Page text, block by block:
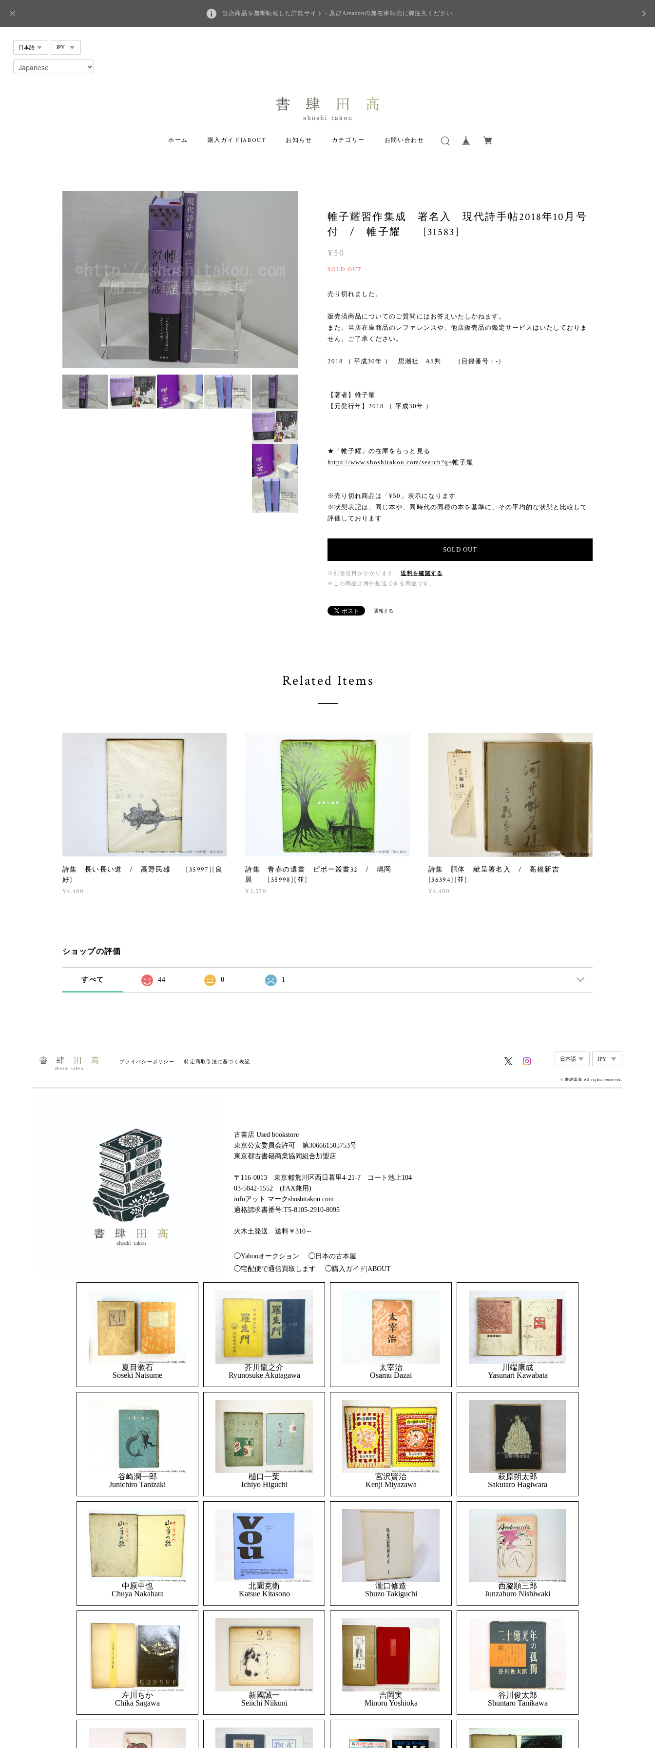
当店商品を無断転載した詐欺サイト・及びAmazonの無在庫転売に御注意ください
ホーム 購入ガイド|ABOUT お知らせ カテゴリー お問い合わせ
帷子耀習作集成 署名入 現代詩手帖2018年10月号
付 / 帷子耀 [31583]
¥50
SOLD OUT
売り切れました。
販売済商品についてのご質問にはお答えいたしかねます。
また、当店在庫商品のレファレンスや、他店販売品の鑑定サービスはいたしておりま
せん。ご了承ください。
2018 （ 平成30年 ） 思潮社 A5判 （目録番号：-）
【著者】帷子耀
【元発行年】2018 （ 平成30年 ）
★「帷子耀」の在庫をもっと見る
https://www.shoshitakou.com/search?q=帷子耀
※売り切れ商品は「¥50」表示になります
※状態表記は、同じ本や、同時代の同種の本を基準に、その平均的な状態と比較して
評価しております
SOLD OUT
※別途送料がかかります。
送料を確認する
※この商品は海外配送できる商品です。
通報する
Related Items
詩集 長い長い道 / 高野民雄 [35997][良
好]
¥4,400
詩集 青春の遺書 ピポー叢書32 / 嶋岡
晨 [35998][並]
¥2,530
詩集 胴体 献呈署名入 / 高橋新吉
[36394][並]
¥4,400
ショップの評価
すべて 44 0 1
プライバシーポリシー 特定商取引法に基づく表記
© 書肆田高 All rights reserved.
古書店 Used bookstore
東京公安委員会許可 第306661505753号
東京都古書籍商業協同組合加盟店
〒116-0013 東京都荒川区西日暮里4-21-7 コート池上104
03-5842-1552 (FAX兼用)
infoアット マークshoshitakou.com
適格請求書番号:T5-8105-2910-8095
火木土発送 送料￥310～
◯Yahooオークション
◯日本の古本屋
◯宅配便で通信買取します
◯購入ガイド|ABOUT
夏目漱石
Soseki Natsume
芥川龍之介
Ryunosuke Akutagawa
太宰治
Osamu Dazai
川端康成
Yasunari Kawabata
谷崎潤一郎
Junichiro Tanizaki
樋口一葉
Ichiyo Higuchi
宮沢賢治
Kenji Miyazawa
萩原朔太郎
Sakutaro Hagiwara
中原中也
Chuya Nakahara
北園克衛
Katsue Kitasono
瀧口修造
Shuzo Takiguchi
西脇順三郎
Junzaburo Nishiwaki
左川ちか
Chika Sagawa
新國誠一
Seiichi Niikuni
吉岡実
Minoru Yoshioka
谷川俊太郎
Shuntaro Tanikawa